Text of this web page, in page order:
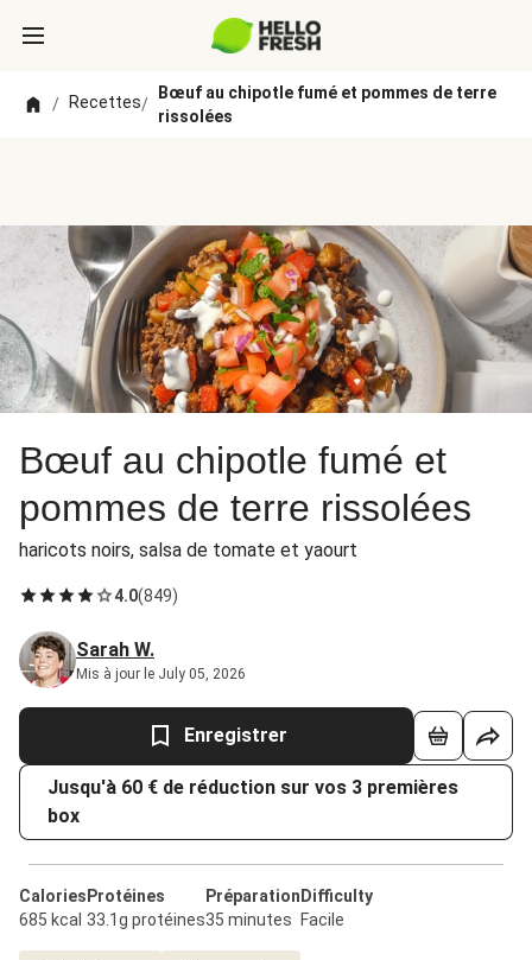
/ Recettes/
Bœuf au chipotle fumé et pommes de terre
rissolées
Bœuf au chipotle fumé et
pommes de terre rissolées
haricots noirs, salsa de tomate et yaourt
4.0(849)
Sarah W.
Mis à jour le July 05, 2026
Enregistrer
Jusqu'à 60 € de réduction sur vos 3 premières
box
Calories
685 kcal
Protéines
33.1g protéines
Préparation
35 minutes
Difficulty
Facile